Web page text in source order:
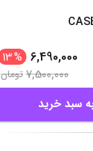
6,490,000
%
13
7,500,000تومان
سبد خرید